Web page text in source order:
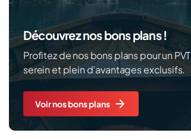
Découvrez nos bons plans !
Profitez de nos bons plans pour un PVT
serein et plein d’avantages exclusifs.
Voir nos bons plans